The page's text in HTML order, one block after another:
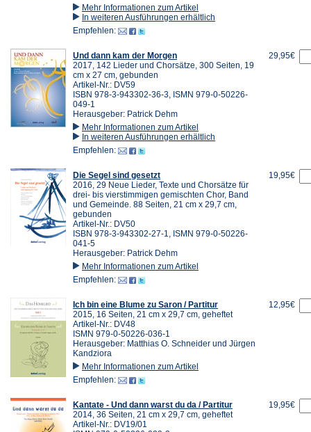
Mehr Informationen zum Artikel
In weiteren Ausführungen erhältlich
Empfehlen:
Und dann kam der Morgen
2017, 142 Lieder und Chorsätze, 300 Seiten, 19
cm x 27 cm, gebunden
Artikel-Nr.: DV59
ISBN 978-3-943302-36-3, ISMN 979-0-50226-
049-1
Herausgeber: Patrick Dehm
Mehr Informationen zum Artikel
In weiteren Ausführungen erhältlich
Empfehlen:
29,95€
Die Segel sind gesetzt
2016, 29 Neue Lieder, Texte und Chorsätze für
drei- bis vierstimmigen gemischten Chor, Band
und Gemeinde. 88 Seiten, 21 cm x 29,7 cm,
gebunden
Artikel-Nr.: DV50
ISBN 978-3-943302-27-1, ISMN 979-0-50226-
041-5
Herausgeber: Patrick Dehm
Mehr Informationen zum Artikel
Empfehlen:
19,95€
Ich bin eine Blume zu Saron / Partitur
2015, 16 Seiten, 21 cm x 29,7 cm, geheftet
Artikel-Nr.: DV48
ISMN 979-0-50226-036-1
Herausgeber: Matthias O. Schneider und Jürgen
Kandziora
Mehr Informationen zum Artikel
Empfehlen:
12,95€
Kantate - Und dann warst du da / Partitur
2014, 36 Seiten, 21 cm x 29,7 cm, geheftet
Artikel-Nr.: DV19/01
19,95€